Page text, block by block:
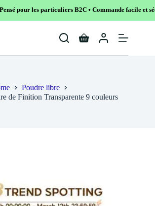
B2C • Commande facile et sécurisé
Shopping
Poudre libre
de Finition Transparente 9 couleurs